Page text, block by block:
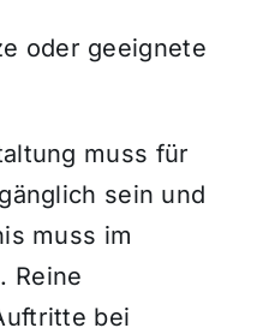
oder geeignete
muss für
sein und
muss im
Reine
bei